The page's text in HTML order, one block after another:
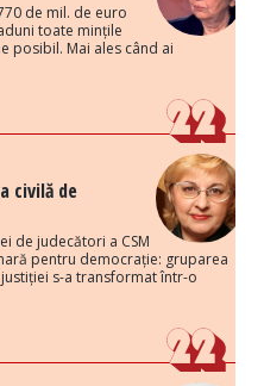
de mil. de euro
toate mințile
posibil. Mai ales când ai
civilă de
de judecători a CSM
pentru democrație: gruparea
s-a transformat într-o